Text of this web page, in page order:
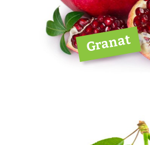
Granat